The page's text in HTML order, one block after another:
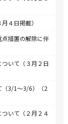
４日掲載）
点措置の解除に伴
いて（３月２日
（3/1～3/6）（2
いて（２月２４